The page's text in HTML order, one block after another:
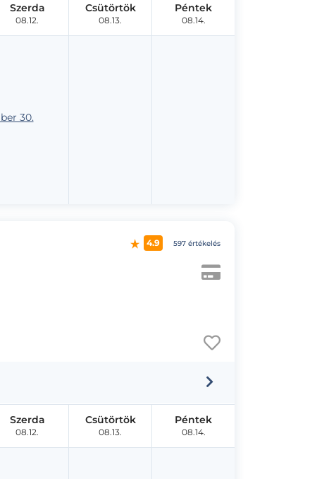
30.
Szerda
08.12.
Csütörtök
08.13.
Péntek
08.14.
4.9 597 értékelés
Szerda
08.12.
Csütörtök
08.13.
Péntek
08.14.